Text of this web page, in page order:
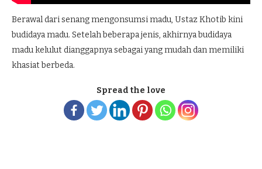
Berawal dari senang mengonsumsi madu, Ustaz Khotib kini
budidaya madu. Setelah beberapa jenis, akhirnya budidaya
madu kelulut dianggapnya sebagai yang mudah dan memiliki
khasiat berbeda.
Spread the love